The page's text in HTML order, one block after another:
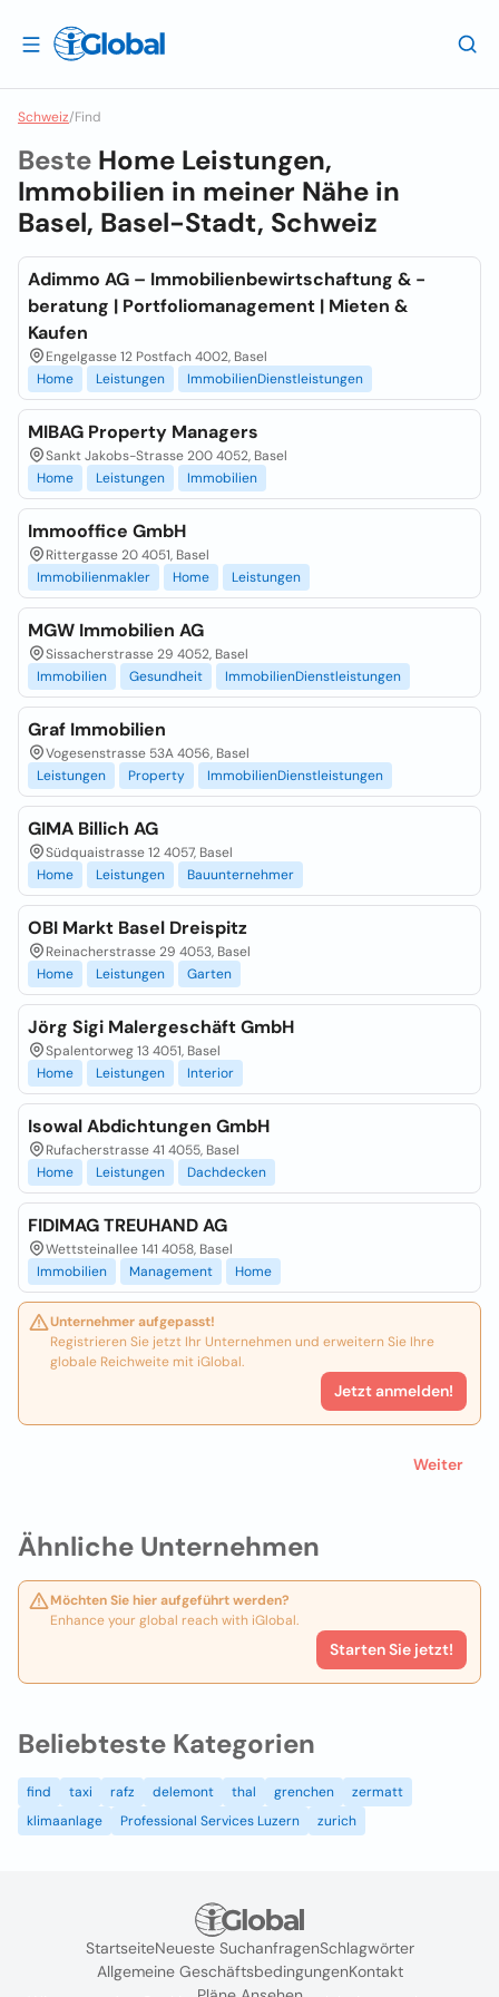
Schweiz/Find
Ähnliche Unternehmen
Möchten Sie hier aufgeführt werden?
Enhance your global reach with iGlobal.
Starten Sie jetzt!
Beste Home Leistungen,
Immobilien in meiner Nähe in
Basel, Basel-Stadt, Schweiz
Adimmo AG – Immobilienbewirtschaftung & -
beratung | Portfoliomanagement | Mieten &
Kaufen
Engelgasse 12 Postfach 4002, Basel
Home
Leistungen ImmobilienDienstleistungen
MIBAG Property Managers
Sankt Jakobs-Strasse 200 4052, Basel
Home
Leistungen Immobilien
Immooffice GmbH
Rittergasse 20 4051, Basel
Immobilienmakler
Home Leistungen
MGW Immobilien AG
Sissacherstrasse 29 4052, Basel
Immobilien
Gesundheit ImmobilienDienstleistungen
Graf Immobilien
Vogesenstrasse 53A 4056, Basel
Leistungen
Property ImmobilienDienstleistungen
GIMA Billich AG
Südquaistrasse 12 4057, Basel
Home
Leistungen Bauunternehmer
OBI Markt Basel Dreispitz
Reinacherstrasse 29 4053, Basel
Home
Leistungen Garten
Jörg Sigi Malergeschäft GmbH
Spalentorweg 13 4051, Basel
Home
Leistungen Interior
Isowal Abdichtungen GmbH
Rufacherstrasse 41 4055, Basel
Home
Leistungen Dachdecken
FIDIMAG TREUHAND AG
Wettsteinallee 141 4058, Basel
Immobilien
Management Home
Unternehmer aufgepasst!
Registrieren Sie jetzt Ihr Unternehmen und erweitern Sie Ihre
globale Reichweite mit iGlobal.
Jetzt anmelden!
Weiter
Beliebteste Kategorien
find taxi rafz delemont thal grenchen
zermatt
klimaanlage
Professional Services Luzern zurich
StartseiteNeueste SuchanfragenSchlagwörter
Allgemeine GeschäftsbedingungenKontakt